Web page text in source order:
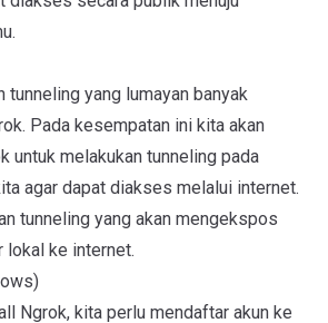
tunneling yang lumayan banyak
Pada kesempatan ini kita akan
untuk melakukan tunneling pada
agar dapat diakses melalui internet.
tunneling yang akan mengekspos
lokal ke internet.
Ngrok, kita perlu mendaftar akun ke